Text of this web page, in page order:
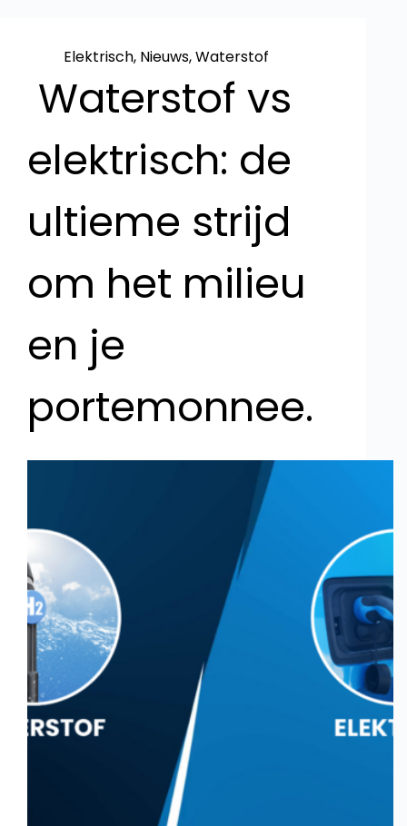
Elektrisch, Nieuws,Waterstof
Waterstof vs
elektrisch: de
ultieme strijd
om het milieu
en je
portemonnee.